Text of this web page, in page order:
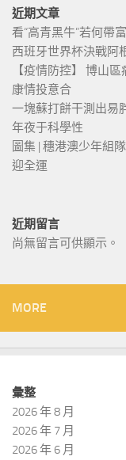
近期文章
看“高青黑牛”若何帶
西班牙世界杯決戰阿
【疫情防控】 博山
康情投意合
一塊蘇打餅干測出易
年夜于科學性
圖集 | 穗港澳少年組
迎全運
近期留言
尚無留言可供顯示。
MORE
彙整
2026 年 8 月
2026 年 7 月
2026 年 6 月